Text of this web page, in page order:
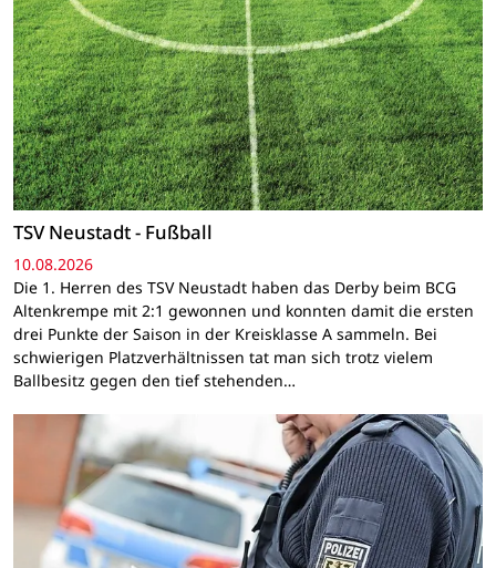
TSV Neustadt - Fußball
10.08.2026
Die 1. Herren des TSV Neustadt haben das Derby beim BCG
Altenkrempe mit 2:1 gewonnen und konnten damit die ersten
drei Punkte der Saison in der Kreisklasse A sammeln. Bei
schwierigen Platzverhältnissen tat man sich trotz vielem
Ballbesitz gegen den tief stehenden…